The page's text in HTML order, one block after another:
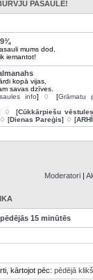
PASAULĒ!
mums dod,
iemantot!
kopā vijas,
savas dzīves.
info] ♢ [Grāmatu
♢ [Cūkkārpiešu vēstules
[Dienas Pareģis] ♢ [
Moderatori |
15 minūtēs
kārtojot pēc: pēdējā